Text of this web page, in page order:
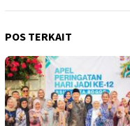
POS TERKAIT